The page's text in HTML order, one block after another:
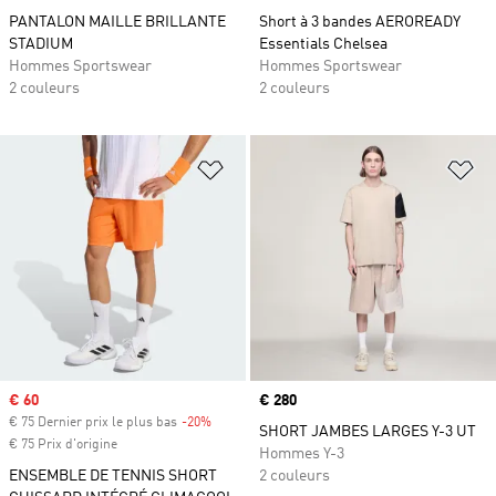
PANTALON MAILLE BRILLANTE
STADIUM
Hommes Sportswear
2 couleurs
Short à 3 bandes AEROREADY
Essentials Chelsea
Hommes Sportswear
2 couleurs
Ajouter à la Liste de produits
Prix soldé
€ 60
€ 75 Dernier prix le plus bas -20%
€ 75 Prix d'origine
ENSEMBLE DE TENNIS SHORT
Prix
€ 280
SHORT JAMBES LARGES Y-3 UT
Hommes Y-3
2 couleurs